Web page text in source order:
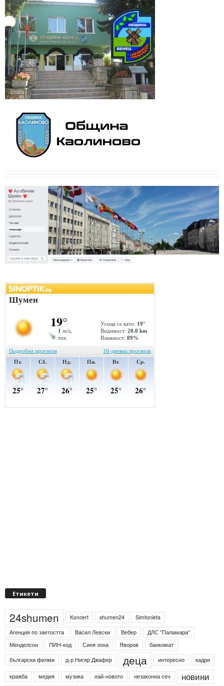
Етикети
24shumen Koncert shumen24
Simfonieta
Агенция по заетостта
Васил Левски Вебер
ДЛС "Паламара"
Менделсон
ПИН-код Синя зона Яворов
банкомат
български филми
д-р Нигяр Джафер деца интересно кадри
кражба медия музика най-новото незаконна сеч новини